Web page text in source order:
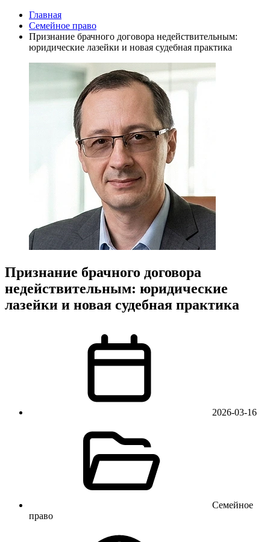
Главная
Семейное право
Признание брачного договора недействительным:
юридические лазейки и новая судебная практика
Признание брачного договора
недействительным: юридические
лазейки и новая судебная практика
2026-03-16
Семейное
право